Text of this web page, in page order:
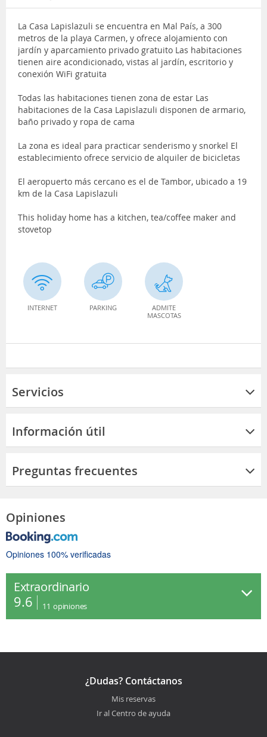
La Casa Lapislazuli se encuentra en Mal País, a 300
metros de la playa Carmen, y ofrece alojamiento con
jardín y aparcamiento privado gratuito Las habitaciones
tienen aire acondicionado, vistas al jardín, escritorio y
conexión WiFi gratuita
Todas las habitaciones tienen zona de estar Las
habitaciones de la Casa Lapislazuli disponen de armario,
baño privado y ropa de cama
La zona es ideal para practicar senderismo y snorkel El
establecimiento ofrece servicio de alquiler de bicicletas
El aeropuerto más cercano es el de Tambor, ubicado a 19
km de la Casa Lapislazuli
This holiday home has a kitchen, tea/coffee maker and
stovetop
INTERNET PARKING
ADMITE
MASCOTAS
Servicios
Información útil
Preguntas frecuentes
Opiniones
Opiniones 100% verificadas
Extraordinario
9.6 11 opiniones
¿Dudas? Contáctanos
Mis reservas
Ir al Centro de ayuda